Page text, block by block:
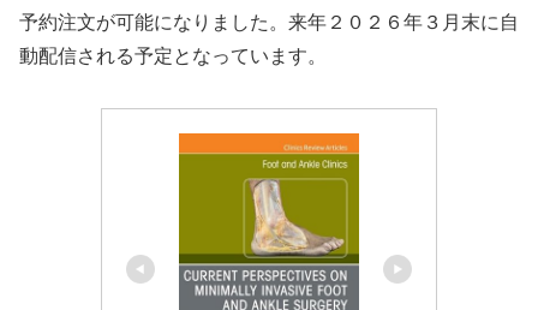
予約注文が可能になりました。来年２０２６年３月末に自
動配信される予定となっています。